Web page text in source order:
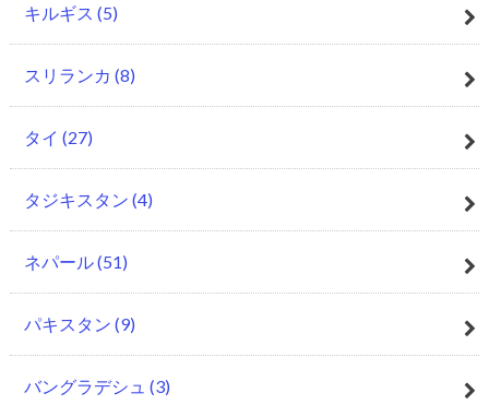
キルギス (5)
スリランカ (8)
タイ (27)
タジキスタン (4)
ネパール(51)
パキスタン (9)
バングラデシュ (3)